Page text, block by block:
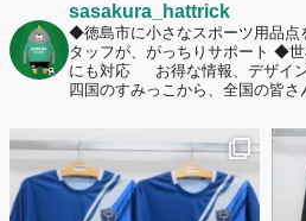
sasakura_hattrick
◆徳島市に小さなスポーツ用品点
タッフが、がっちりサポート ◆世
にも対応
お得な情報、デザイ
四国のすみっこから、全国の皆さ